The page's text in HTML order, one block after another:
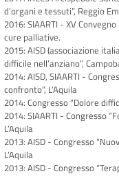
d’organi e tessuti”, Reggio
2016: SIAARTI - XV
cure palliative.
2015: AISD (associazione
difficile nell’anziano”,
2014: AISD, SIAARTI -
confronto”, L’Aquila
2014: Congresso “Dolore
2014: SIAARTI - Congresso
L’Aquila
2013: AISD - Congresso
L’Aquila
2013: AISD - Congresso